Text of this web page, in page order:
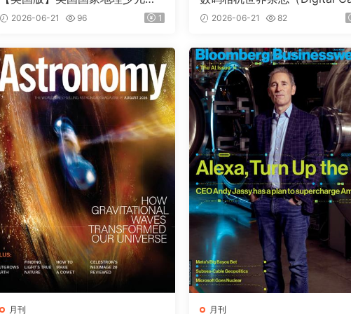
（National Geographic Kids）
第257期
2026-06-21 96 1
era World）2026年7月
2026-06-21 82
月刊 月刊